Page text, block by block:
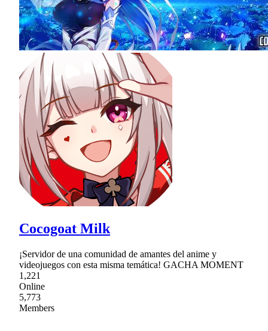
Cocogoat Milk
¡Servidor de una comunidad de amantes del anime y
videojuegos con esta misma temática! GACHA MOMENT
1,221
Online
5,773
Members